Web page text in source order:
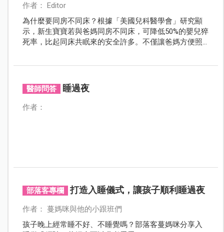
作者： Editor
為什麼要同房不同床？根據「美國兒科醫學會」研究顯
示，新生寶寶若與爸媽同房不同床，可降低50%的嬰兒猝
死率，比起同床共眠來的安全許多。不僅讓爸媽方便照
醫師問答 睡過夜
作者：
部落客專欄 打造入睡儀式，讓孩子順利睡過夜
作者： 蔓媽咪與他的小跟班們
孩子晚上經常睡不好、不睡覺嗎？部落客蔓媽咪分享入